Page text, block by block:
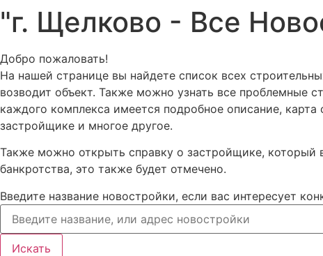
"г. Щелково - Все
Добро пожаловать!
На нашей странице вы найдете список всех
возводит объект. Также можно узнать все проблемные
каждого комплекса имеется подробное описание,
застройщике и многое другое.
Также можно открыть справку о застройщике, который
банкротства, это также будет отмечено.
Введите название новостройки, если вас интересует
Искать